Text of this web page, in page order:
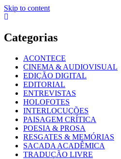
Skip to content
Categorias
ACONTECE
CINEMA & AUDIOVISUAL
EDIÇÃO DIGITAL
EDITORIAL
ENTREVISTAS
HOLOFOTES
INTERLOCUÇÕES
PAISAGEM CRÍTICA
POESIA & PROSA
RESGATES & MEMÓRIAS
SACADA ACADÊMICA
TRADUÇÃO LIVRE